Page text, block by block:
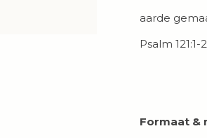
aarde
Psalm 121:1-2
Formaat &